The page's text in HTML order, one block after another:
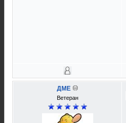
ДМЕ
Ветеран